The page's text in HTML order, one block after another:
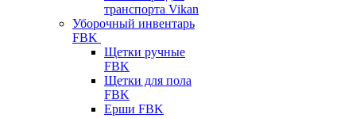
транспорта Vikan
Уборочный инвентарь
FBK
Щетки ручные
FBK
Щетки для пола
FBK
Ерши FBK